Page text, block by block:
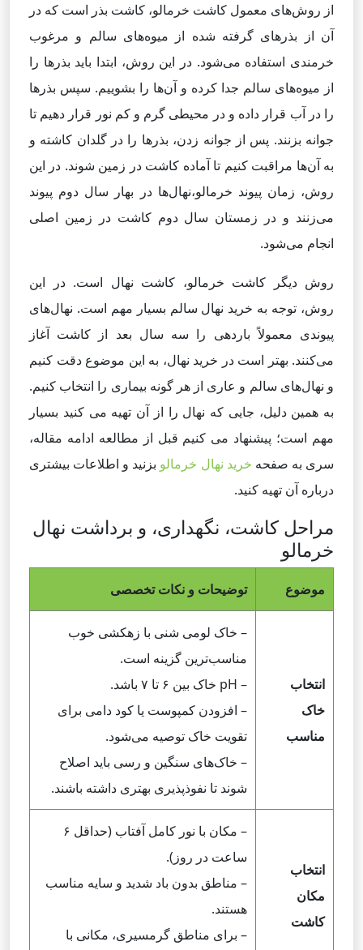
از روش‌های معمول کاشت خرمالو، کاشت بذر است که در
آن از بذرهای گرفته شده از میوه‌های سالم و مرغوب
خرمندی استفاده می‌شود. در این روش، ابتدا باید بذرها را
از میوه‌های سالم جدا کرده و آن‌ها را بشوییم. سپس بذرها
را در آب قرار داده و در محیطی گرم و کم نور قرار دهیم تا
جوانه بزنند. پس از جوانه زدن، بذرها را در گلدان کاشته و
به آن‌ها مراقبت کنیم تا آماده کاشت در زمین شوند. در این
روش، زمان پیوند خرمالو،نهال‌ها در بهار سال دوم پیوند
می‌زنند و در زمستان سال دوم کاشت در زمین اصلی
انجام می‌شود.
روش دیگر کاشت خرمالو، کاشت نهال است. در این
روش، توجه به خرید نهال سالم بسیار مهم است. نهال‌های
پیوندی معمولاً باردهی را سه سال بعد از کاشت آغاز
می‌کنند. بهتر است در خرید نهال، به این موضوع دقت کنیم
و نهال‌های سالم و عاری از هر گونه بیماری را انتخاب کنیم.
به همین دلیل، جایی که نهال را از آن تهیه می کنید بسیار
مهم است؛ پیشنهاد می کنیم قبل از مطالعه ادامه مقاله،
سری به صفحه خرید نهال خرمالو بزنید و اطلاعات بیشتری
درباره آن تهیه کنید.
مراحل کاشت، نگهداری، و برداشت نهال
خرمالو
موضوع توضیحات و نکات تخصصی
انتخاب
خاک
مناسب
– خاک لومی شنی با زهکشی خوب
مناسب‌ترین گزینه است.
– pH خاک بین ۶ تا ۷ باشد.
– افزودن کمپوست یا کود دامی برای
تقویت خاک توصیه می‌شود.
– خاک‌های سنگین و رسی باید اصلاح
شوند تا نفوذپذیری بهتری داشته باشند.
انتخاب
مکان
کاشت
– مکان با نور کامل آفتاب (حداقل ۶
ساعت در روز).
– مناطق بدون باد شدید و سایه مناسب
هستند.
– برای مناطق گرمسیری، مکانی با